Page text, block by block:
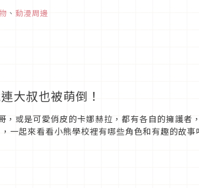
、 動漫周邊
大叔也被萌倒！
或是可愛俏皮的卡娜赫拉，都有各自的擁護者
起來看看小熊學校裡有哪些角色和有趣的故事